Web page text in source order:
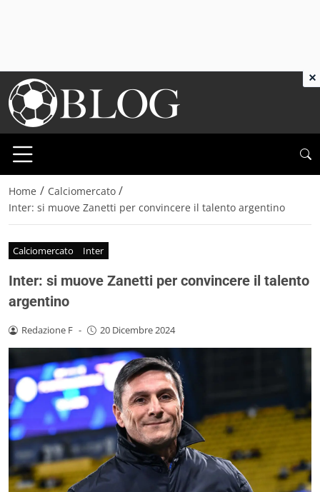
Home / Calciomercato /
Inter: si muove Zanetti per convincere il talento argentino
Calciomercato Inter
Inter: si muove Zanetti per convincere il talento
argentino
Redazione F - 20 Dicembre 2024
×